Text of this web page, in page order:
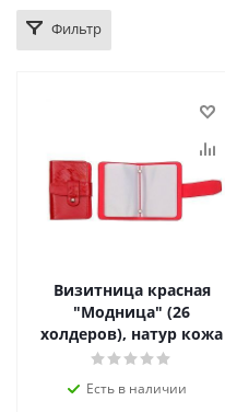
Фильтр
Визитница красная
"Модница" (26
холдеров), натур кожа
Есть в наличии